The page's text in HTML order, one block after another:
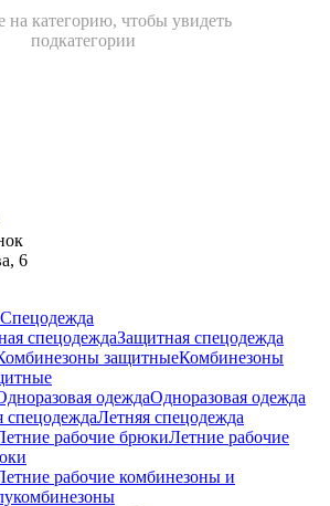
на категорию, чтобы увидеть
подкатегории
6
Спецодежда
Защитная спецодежда
Комбинезоны
Одноразовая одежда
Летняя спецодежда
Летние рабочие